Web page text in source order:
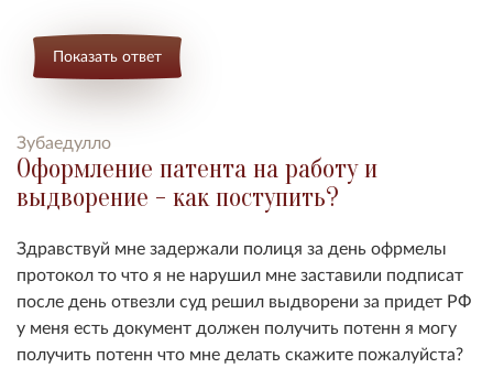
Показать ответ
Зубаедулло
Оформление патента на работу и
выдворение - как поступить?
Здравствуй мне задержали полиця за день офрмелы
протокол то что я не нарушил мне заставили подписат
после день отвезли суд решил выдворени за придет РФ
у меня есть документ должен получить потенн я могу
получить потенн что мне делать скажите пожалуйста?